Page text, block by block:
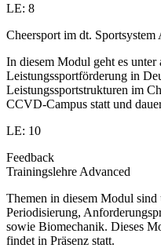
LE: 8
Cheersport im dt. Sportsystem
In diesem Modul geht es unter
Leistungssportförderung in
Leistungssportstrukturen im
CCVD-Campus statt und
LE: 10
Feedback
Trainingslehre Advanced
Themen in diesem Modul sind
Periodisierung,
sowie Biomechanik. Dieses
findet in Präsenz statt.